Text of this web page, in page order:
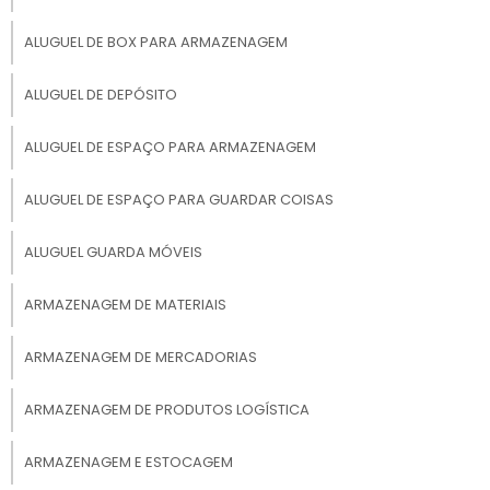
Móveis;
Documentos;
portanto, como alternativa em momentos
espaço. Pensando nisso, é possível encontrar
ALUGUEL DE BOX PARA ARMAZENAGEM
ALUGUEL DE DEPÓSITO
ALUGUEL DE ESPAÇO PARA ARMAZENAGEM
ALUGUEL DE ESPAÇO PARA GUARDAR COISAS
ALUGUEL GUARDA MÓVEIS
ARMAZENAGEM DE MATERIAIS
ARMAZENAGEM DE MERCADORIAS
ARMAZENAGEM DE PRODUTOS LOGÍSTICA
ARMAZENAGEM E ESTOCAGEM